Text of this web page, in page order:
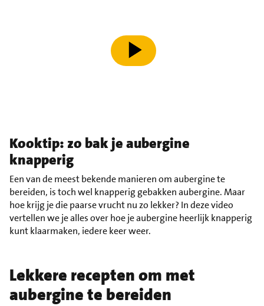
speel video af
Kooktip: zo bak je aubergine
knapperig
Een van de meest bekende manieren om aubergine te
bereiden, is toch wel knapperig gebakken aubergine. Maar
hoe krijg je die paarse vrucht nu zo lekker? In deze video
vertellen we je alles over hoe je aubergine heerlijk knapperig
kunt klaarmaken, iedere keer weer.
Lekkere recepten om met
aubergine te bereiden